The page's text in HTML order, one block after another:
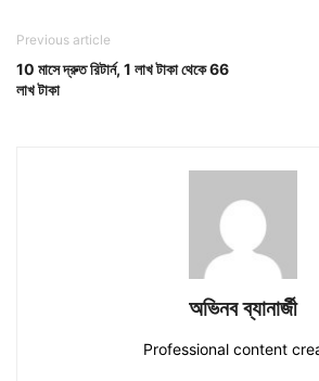
Previous article
10 মাসে দ্রুত রিটার্ন, 1 লাখ টাকা থেকে 66
লাখ টাকা
অভিনব ব্যানার্জী
Professional content